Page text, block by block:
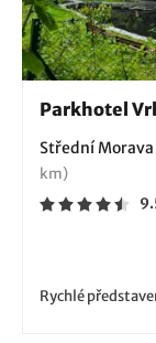
Parkhotel
Střední Morava
km)
Rychlé